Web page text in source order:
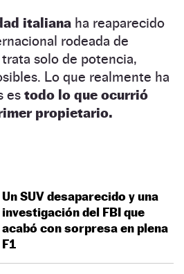
italiana ha reaparecido
rodeada de
solo de potencia,
Lo que realmente ha
es todo lo que ocurrió
propietario.
Un SUV desaparecido y una
investigación del FBI que
acabó con sorpresa en plena
F1